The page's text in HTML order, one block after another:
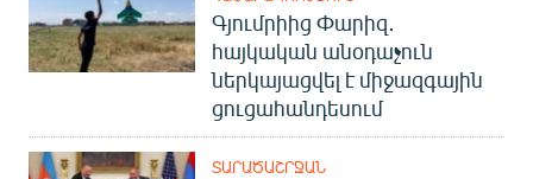
Գյումրիից Փարիզ․
հայկական անօդաչուն
ներկայացվել է միջազգային
ցուցահանդեսում
ՏԱՐԱԾԱՇՐՋԱՆ